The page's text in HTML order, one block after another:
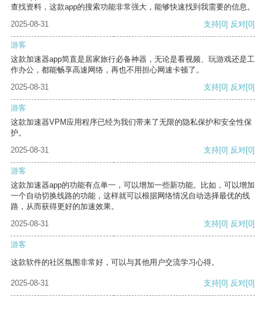
查找资料，这款app的搜索功能非常强大，能够快速找到我需要的信息。
2025-08-31
支持[0] 反对[0]
游客
这款加速器app简直是居家旅行必备神器，无论是看视频、玩游戏还是工
作办公，都能畅享高速网络，再也不用担心网速卡顿了。
2025-08-31
支持[0] 反对[0]
游客
这款加速器VPM应用程序已经为我们带来了无限的隐私保护和安全性保
护。
2025-08-31
支持[0] 反对[0]
游客
这款加速器app的功能有点单一，可以增加一些新功能。比如，可以增加
一个自动切换线路的功能，这样就可以根据网络情况自动选择最优的线
路，从而获得更好的加速效果。
2025-08-31
支持[0] 反对[0]
游客
这款软件的社区氛围非常好，可以与其他用户交流学习心得。
2025-08-31 支持[0] 反对[0]